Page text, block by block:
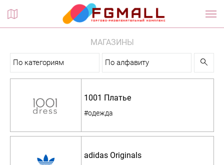
Планы этажей
МАГАЗИНЫ
По категориям По алфавиту
1001 Платье
#одежда
adidas Originals